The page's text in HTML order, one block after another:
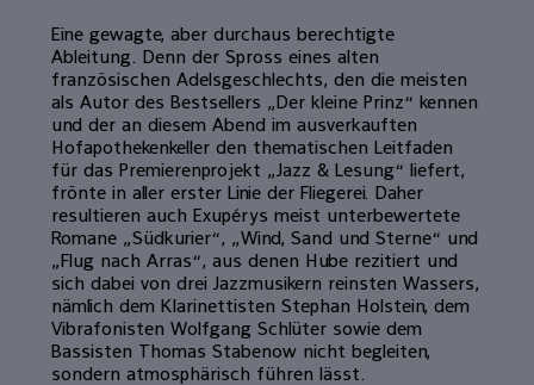
Eine gewagte, aber durchaus berechtigte
Ableitung. Denn der Spross eines alten
französischen Adelsgeschlechts, den die meisten
als Autor des Bestsellers „Der kleine Prinz“ kennen
und der an diesem Abend im ausverkauften
Hofapothekenkeller den thematischen Leitfaden
für das Premierenprojekt „Jazz & Lesung“ liefert,
frönte in aller erster Linie der Fliegerei. Daher
resultieren auch Exupérys meist unterbewertete
Romane „Südkurier“, „Wind, Sand und Sterne“ und
„Flug nach Arras“, aus denen Hube rezitiert und
sich dabei von drei Jazzmusikern reinsten Wassers,
nämlich dem Klarinettisten Stephan Holstein, dem
Vibrafonisten Wolfgang Schlüter sowie dem
Bassisten Thomas Stabenow nicht begleiten,
sondern atmosphärisch führen lässt.